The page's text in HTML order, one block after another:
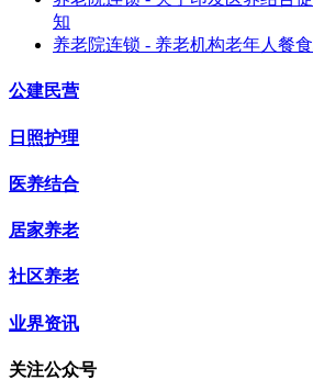
知
养老院连锁 - 养老机构老年人餐
公建民营
日照护理
医养结合
居家养老
社区养老
业界资讯
关注公众号